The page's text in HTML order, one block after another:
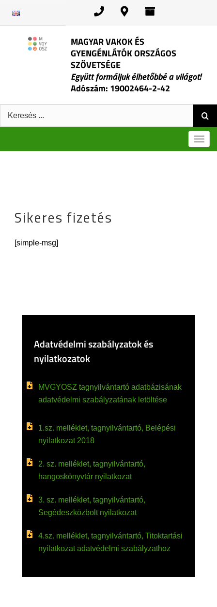
MAGYAR VAKOK ÉS
GYENGÉNLÁTÓK ORSZÁGOS
SZÖVETSÉGE
Együtt formáljuk élhetőbbé a világot!
Adószám: 19002464-2-42
Keresés:
Sikeres fizetés
[simple-msg]
Adatvédelmi szabályzatok és
nyilatkozatok
MVGYOSZ tagnyilvántartó adatbázisának
adatvédelmi szabályzatának letöltése
1.sz. melléklet, tagnyilvántartó, Belépési
nyilatkozat 2018
2. sz. melléklet, tagnyilvántartó,
hangoskönyvtár nyilatkozat
3. sz. melléklet, tagnyilvántartó,
Segédeszközbolt nyilatkozat
4.sz. melléklet, tagnyilvántartó, Titoktartási
nyilatkozat adatvédelmi szabályzathoz